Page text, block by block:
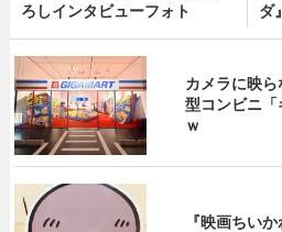
ろしインタビューフォト
ダ
カメラに映
型コンビニ
ｗ
『映画ちい